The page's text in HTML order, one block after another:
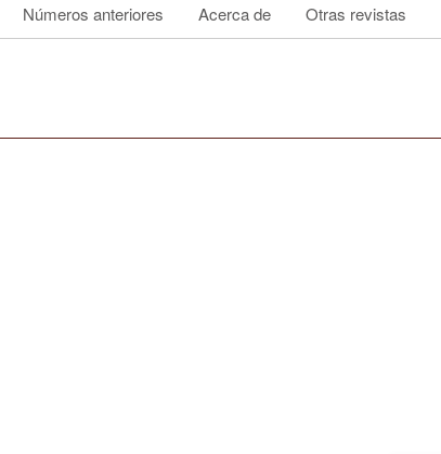
Números anteriores Acerca de Otras revistas